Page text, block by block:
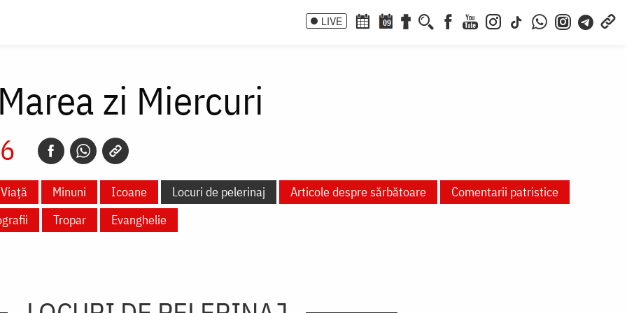
LIVE 09
zi Miercuri
Viață Minuni Icoane Locuri de pelerinaj Articole despre sărbătoare
Comentarii patristice
Tropar Evanghelie